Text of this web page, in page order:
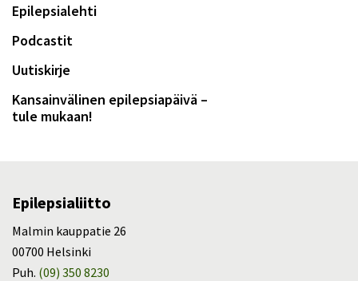
Epilepsialehti
Podcastit
Uutiskirje
Kansainvälinen epilepsiapäivä –
tule mukaan!
Epilepsialiitto
Malmin kauppatie 26
00700 Helsinki
Puh. (09) 350 8230